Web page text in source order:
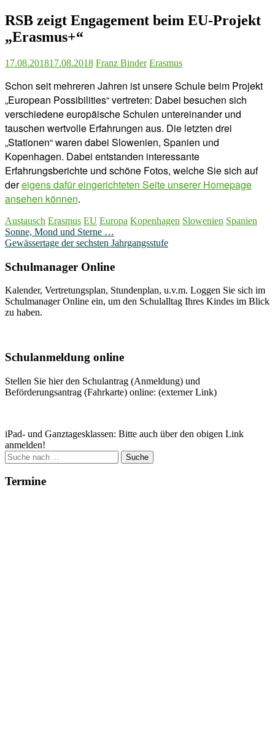
RSB zeigt Engagement beim EU-Projekt
„Erasmus+“
17.08.201817.08.2018 Franz Binder Erasmus
Schon seit mehreren Jahren ist unsere Schule beim Projekt
„European Possibilities“ vertreten: Dabei besuchen sich
verschiedene europäische Schulen untereinander und
tauschen wertvolle Erfahrungen aus. Die letzten drei
„Stationen“ waren dabei Slowenien, Spanien und
Kopenhagen. Dabei entstanden interessante
Erfahrungsberichte und schöne Fotos, welche Sie sich auf
dereigens dafür eingerichteten Seite unserer Homepage
ansehen können.
Austausch Erasmus EU Europa Kopenhagen Slowenien Spanien
Beitragsnavigation
Sonne, Mond und Sterne …
Gewässertage der sechsten Jahrgangsstufe
Schulmanager Online
Kalender, Vertretungsplan, Stundenplan, u.v.m. Loggen Sie sich im
Schulmanager Online ein, um den Schulalltag Ihres Kindes im Blick
zu haben.
Schulanmeldung online
Stellen Sie hier den Schulantrag (Anmeldung) und
Beförderungsantrag (Fahrkarte) online: (externer Link)
iPad- und Ganztagesklassen: Bitte auch über den obigen Link
anmelden!
Suche
nach:
Termine